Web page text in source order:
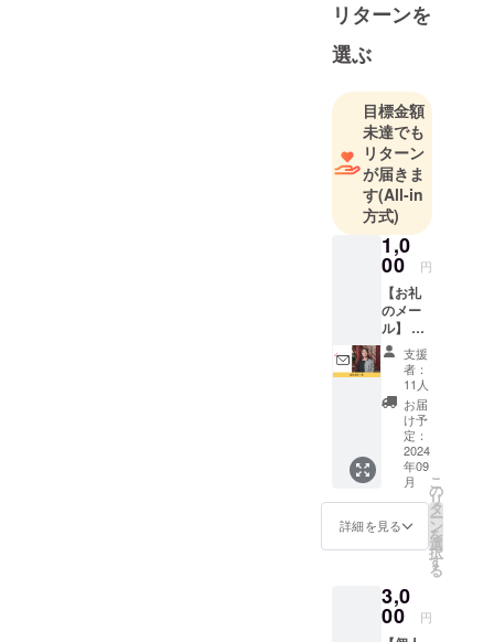
を感じてい
たことから
起業を決
精神疾患の
経験から身
体の根本の
大事さを
知ったこと
と、スポー
ツが好きか
つ得意で自
己を形成し
てくれた事
から、弊社
提携トレー
ナーが成長
期の野球少
年に対して
オンライン
フィジカ
ニングコン
サルを行う
リターンを
選ぶ
目標金額
未達でも
リターン
が届きま
す(All-in
方式)
1,0
00 円
【お礼
のメー
ル】 細
見朋暉
より、
心を込
めたお
礼の
メール
をお送
りいた
しま
す。 こ
ちら
は、プ
ロジェ
ただた
だ応援
したい
支援
者：
11人
お届
け予
定：
2024
年09
月
詳細を見る
こ
の
リ
タ
ー
ン
を
選
択
す
る
3,0
00 円